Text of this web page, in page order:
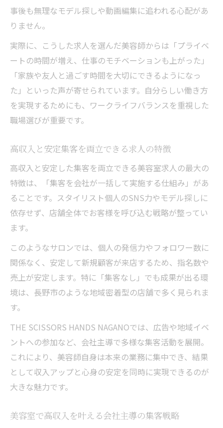
働き方
ワークライフバランスを守る高収入求人の
仕組み
美容室求人でSNSに依存しない収入アップ
法
本業に集中できる高単価美容室求人のメリ
ット
して生きたい美容師のための、最後の駆け込み
寺
美容室求人で職人志向の高収入ワークを実
現
ワークライフバランス重視派に最適な求人
高収入と技術専念が両立する美容室求人の
魅力
美容室求人で見つける職人のための理想の
働き方
ント
事後も無理なモデル探しや動画編集に追われる心配があ
りません。
実際に、こうした求人を選んだ美容師からは「プライベ
ートの時間が増え、仕事のモチベーションも上がった」
「家族や友人と過ごす時間を大切にできるようになっ
た」といった声が寄せられています。自分らしい働き方
を実現するためにも、ワークライフバランスを重視した
職場選びが重要です。
高収入と安定集客を両立できる求人の特徴
高収入と安定した集客を両立できる美容室求人の最大の
特徴は、「集客を会社が一括して実施する仕組み」があ
ることです。スタイリスト個人のSNS力やモデル探しに
依存せず、店舗全体でお客様を呼び込む戦略が整ってい
ます。
このようなサロンでは、個人の発信力やフォロワー数に
関係なく、安定して新規顧客が来店するため、指名数や
売上が安定します。特に「集客なし」でも成果が出る環
境は、長野市のような地域密着型の店舗で多く見られま
す。
THE SCISSORS HANDS NAGANOでは、広告や地域イベ
ントへの参加など、会社主導で多様な集客活動を展開。
これにより、美容師自身は本来の業務に集中でき、結果
として収入アップと心身の安定を同時に実現できるのが
大きな魅力です。
美容室で高収入を叶える会社主導の集客戦略